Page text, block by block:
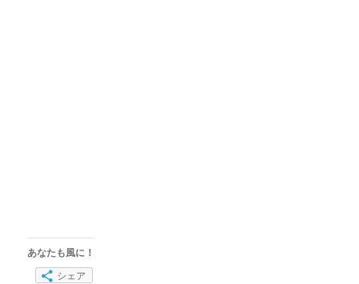
あなたも風に！
シェア